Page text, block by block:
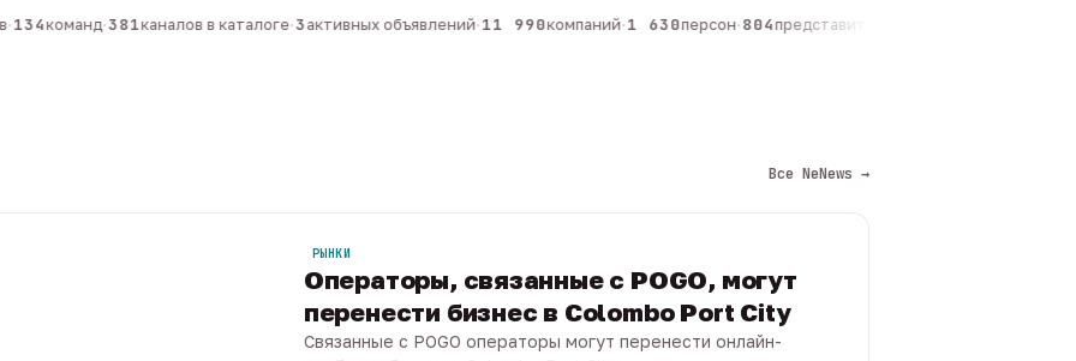
команд·381каналов в каталоге·3активных объявлений·11 990компаний·1 630персон·804представителей
Все NeNews →
РЫНКИ
Операторы, связанные с POGO, могут
перенести бизнес в Colombo Port City
Связанные с POGO операторы могут перенести онлайн-